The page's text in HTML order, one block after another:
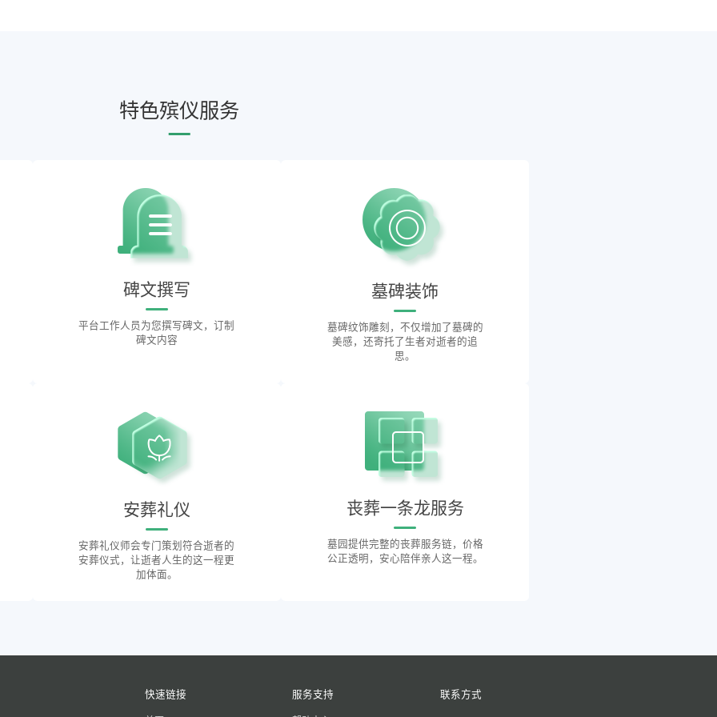
特色殡仪服务
碑文撰写
平台工作人员为您撰写碑文，订制
碑文内容
墓碑装饰
墓碑纹饰雕刻，不仅增加了墓碑的
美感，还寄托了生者对逝者的追
思。
安葬礼仪
安葬礼仪师会专门策划符合逝者的
安葬仪式，让逝者人生的这一程更
加体面。
丧葬一条龙服务
墓园提供完整的丧葬服务链，价格
公正透明，安心陪伴亲人这一程。
快速链接 服务支持 联系方式